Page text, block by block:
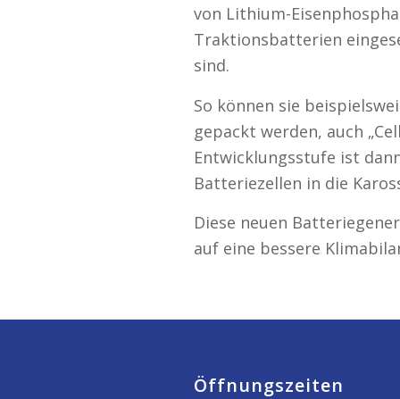
von Lithium-
Traktionsbatterien
sind.
So können sie
gepackt werden, auch
Entwicklungsstufe ist
Batteriezellen in die
Diese neuen
auf eine bessere
Öffnungszeiten